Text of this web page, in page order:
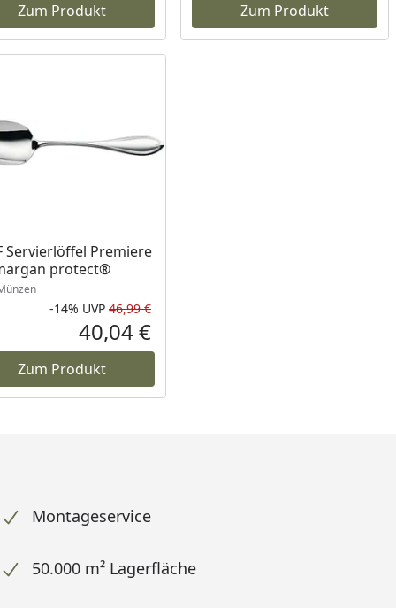
Zum Produkt Zum Produkt
Preis
Servierlöffel Premiere
protect®
Rabatt in Prozent
-14%
Ursprünglicher Preis
UVP 46,99 €
Aktueller Preis
40,04 €
Zum Produkt
Montageservice
50.000 m² Lagerfläche